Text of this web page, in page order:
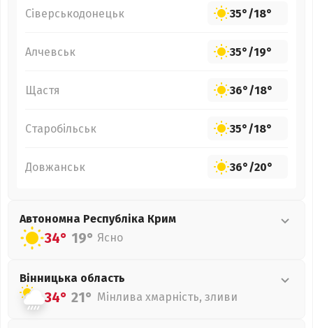
Сіверськодонецьк 35°/18°
Алчевськ 35°/19°
Щастя 36°/18°
Старобільськ 35°/18°
Довжанськ 36°/20°
Автономна Республіка Крим
34° 19° Ясно
Вінницька область
34° 21° Мінлива хмарність, зливи